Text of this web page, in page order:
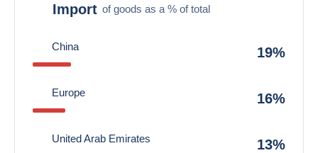
Import of goods as a % of total
China 19%
Europe 16%
United Arab Emirates 13%